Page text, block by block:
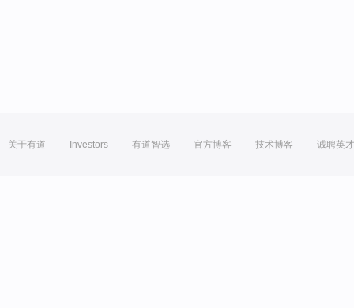
关于有道 Investors 有道智选 官方博客 技术博客 诚聘英才